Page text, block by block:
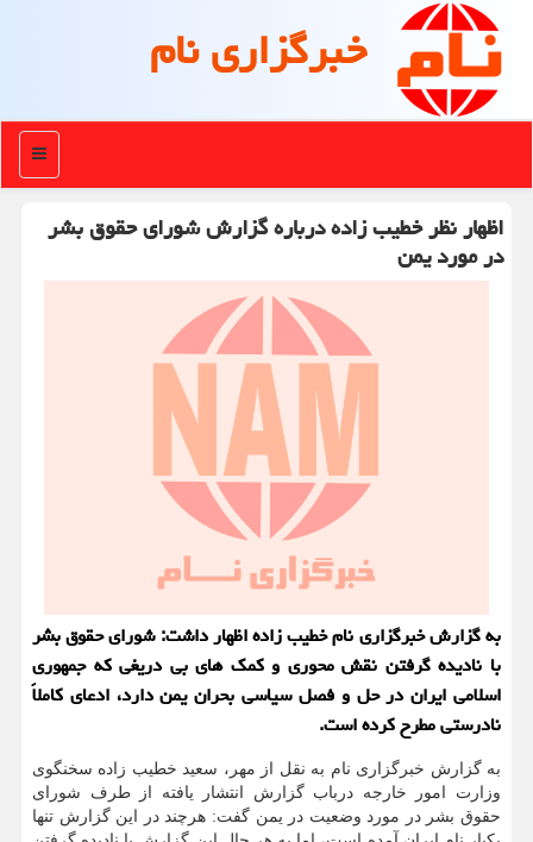
خبرگزاری نام
منو
اظهار نظر خطیب زاده درباره گزارش شورای حقوق بشر
در مورد یمن
به گزارش خبرگزاری نام خطیب زاده اظهار داشت: شورای حقوق بشر
با نادیده گرفتن نقش محوری و كمك های بی دریغی كه جمهوری
اسلامی ایران در حل و فصل سیاسی بحران یمن دارد، ادعای كاملاً
نادرستی مطرح كرده است.
به گزارش خبرگزاری نام به نقل از مهر، سعید خطیب زاده سخنگوی
وزارت امور خارجه درباب گزارش انتشار یافته از طرف شورای
حقوق بشر در مورد وضعیت در یمن گفت: هرچند در این گزارش تنها